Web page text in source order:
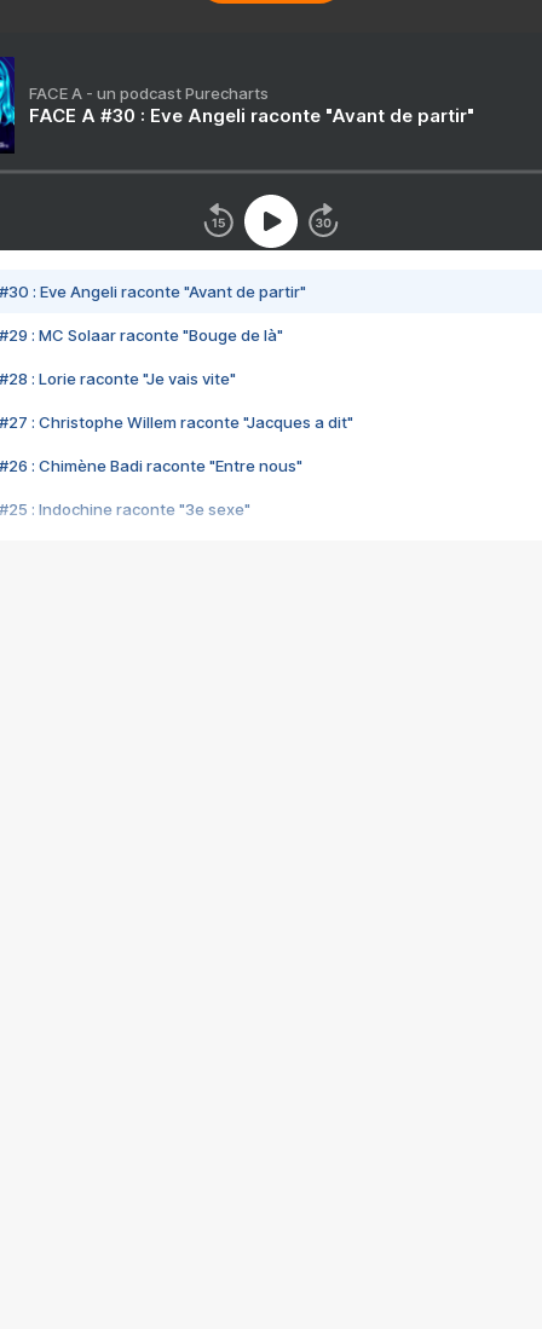
FACE A - un podcast Purecharts
FACE A #30 : Eve Angeli raconte "Avant de partir"
#30 : Eve Angeli raconte "Avant de partir"
#29 : MC Solaar raconte "Bouge de là"
#28 : Lorie raconte "Je vais vite"
#27 : Christophe Willem raconte "Jacques a dit"
#26 : Chimène Badi raconte "Entre nous"
#25 : Indochine raconte "3e sexe"